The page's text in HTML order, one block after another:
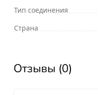
Тип соединения
Страна
Отзывы (0)